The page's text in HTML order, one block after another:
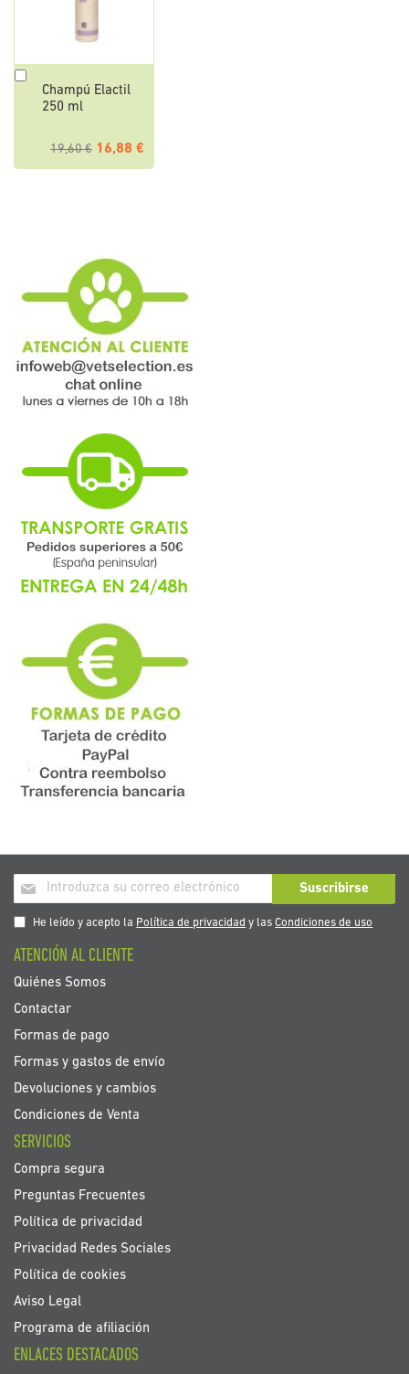
Champú Elactil
250 ml
19,60 € 16,88 €
carrito
Inscríbase
a
nuestro
de
noticias:
Suscribirse
He leído y acepto la Política de privacidad y lasCondiciones de uso
ATENCIÓN AL CLIENTE
Quiénes Somos
Contactar
Formas de pago
Formas y gastos de envío
Devoluciones y cambios
Condiciones de Venta
SERVICIOS
Compra segura
Preguntas Frecuentes
Política de privacidad
Privacidad Redes Sociales
Política de cookies
Aviso Legal
Programa de afiliación
ENLACES DESTACADOS